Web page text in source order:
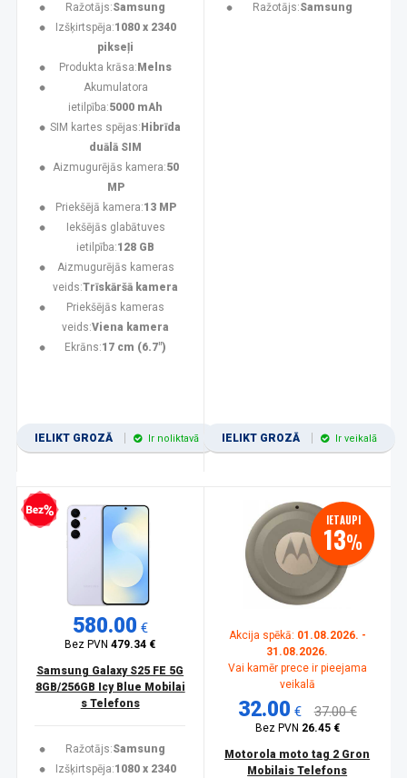
Ražotājs:Samsung
Izšķirtspēja:1080 x 2340
pikseļi
Produkta krāsa: Melns
Akumulatora
ietilpība:5000 mAh
SIM kartes spējas: Hibrīda
duālā SIM
Aizmugurējās kamera:50
MP
Priekšējā kamera:13 MP
Iekšējās glabātuves
ietilpība:128 GB
Aizmugurējās kameras
veids:Trīskāršā kamera
Priekšējās kameras
veids:Viena kamera
Ekrāns:17 cm (6.7")
IELIKT GROZĀ Ir noliktavā
Ražotājs:Samsung
IELIKT GROZĀ Ir veikalā
kredīts
580.00 €
Bez PVN479.34 €
Samsung Galaxy S25 FE 5G
8GB/256GB Icy Blue Mobilai
s Telefons
Ražotājs:Samsung
Izšķirtspēja:1080 x 2340
IETAUPI
13%
Akcija spēkā: 01.08.2026. -
31.08.2026.
Vai kamēr prece ir pieejama
veikalā
32.00 € 37.00 €
Bez PVN 26.45 €
Motorola moto tag 2 Gron
Mobilais Telefons